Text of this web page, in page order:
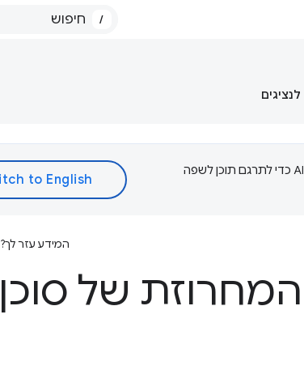
/
לנציגים
‫Google משתמשת בטכנולוגיית AI כדי לתרגם תוכן לשפה
המידע עזר לך?
של סוכן